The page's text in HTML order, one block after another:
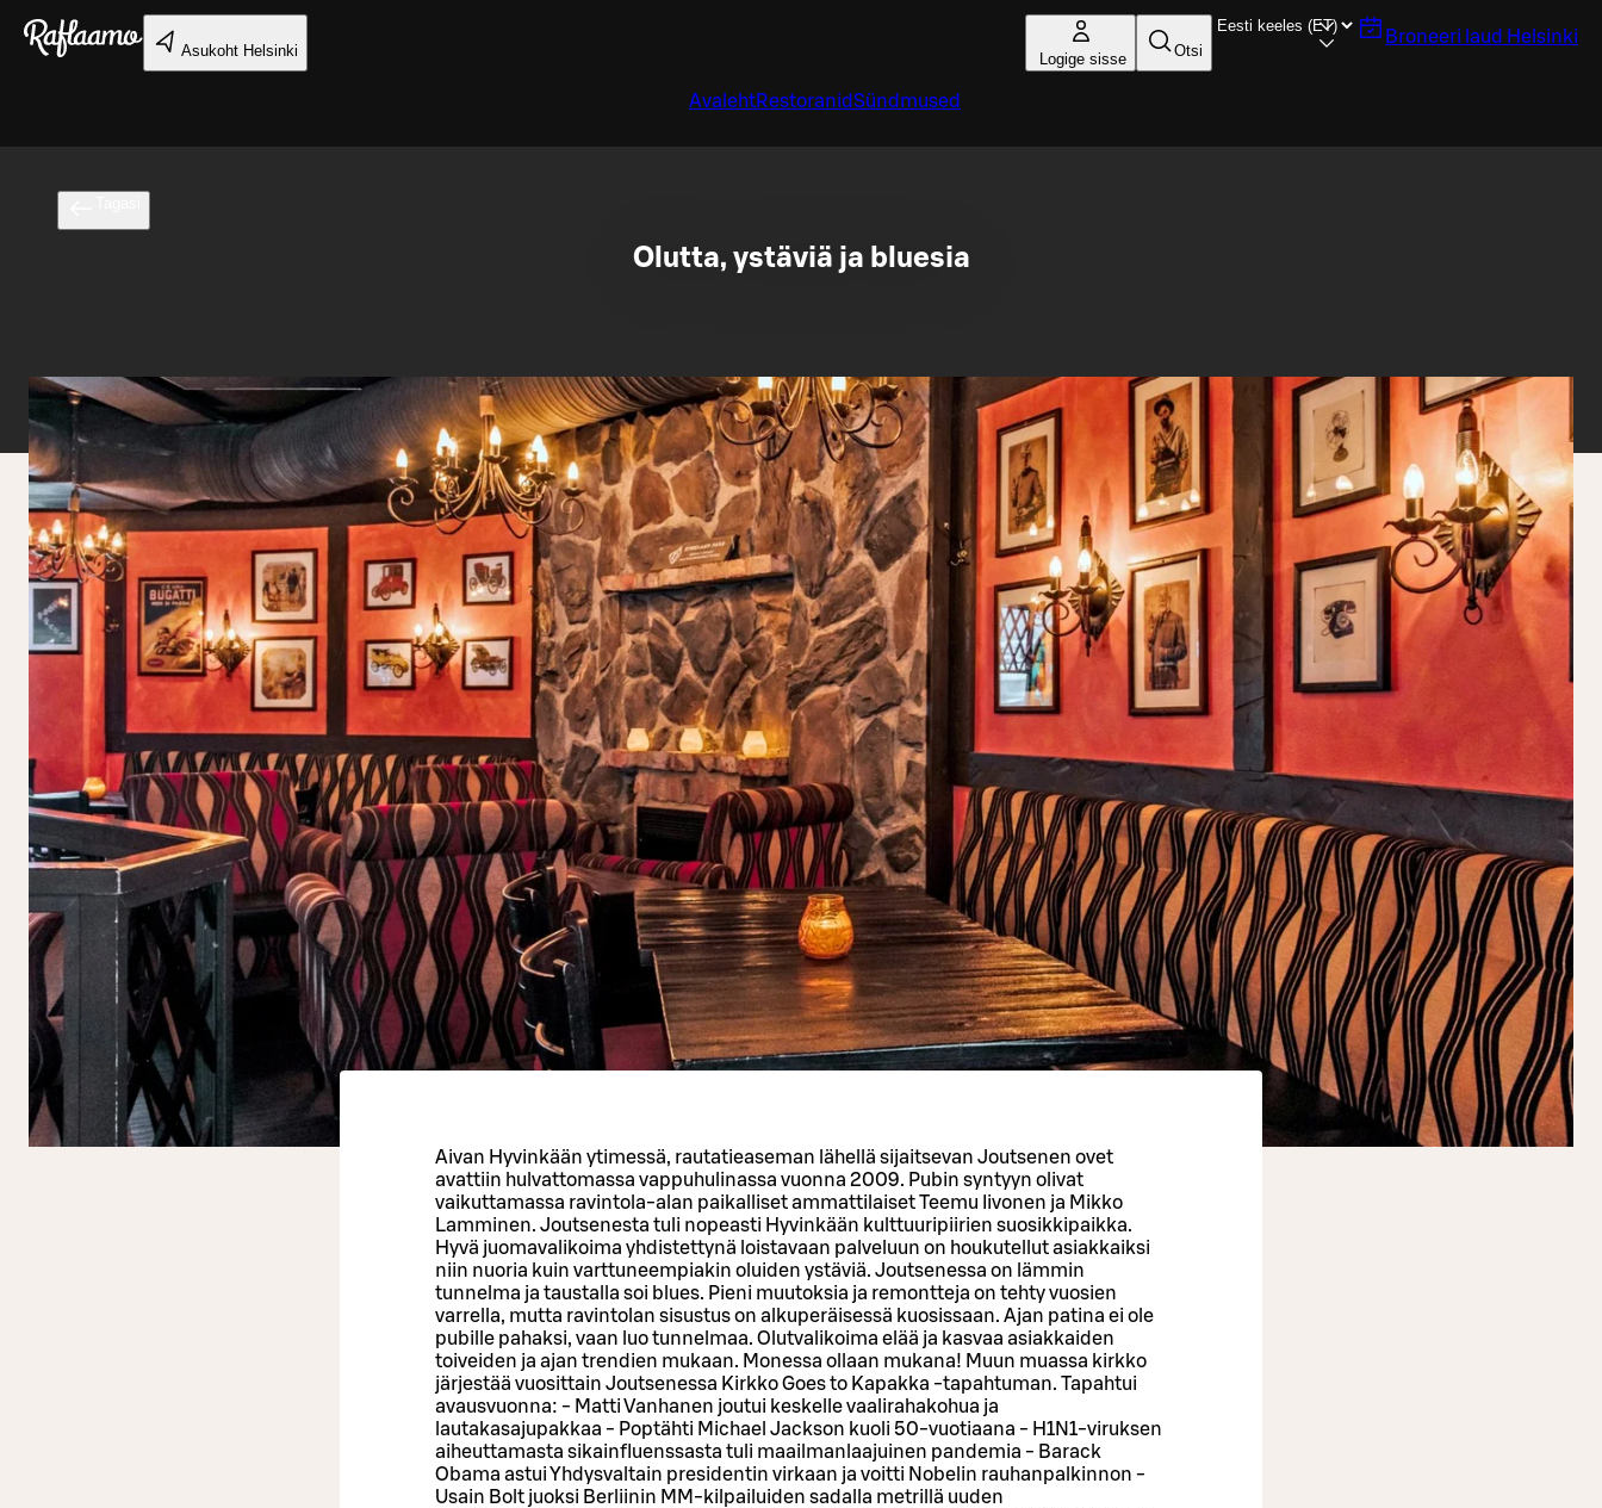
Liigu peamise sisu juurde
Asukoht Helsinki Logige sisse Otsi
Broneeri laud Helsinki
AvalehtRestoranidSündmused
Olutta, ystäviä ja bluesia
Aivan Hyvinkään ytimessä, rautatieaseman lähellä sijaitsevan Joutsenen ovet
avattiin hulvattomassa vappuhulinassa vuonna 2009. Pubin syntyyn olivat
vaikuttamassa ravintola-alan paikalliset ammattilaiset Teemu Iivonen ja Mikko
Lamminen. Joutsenesta tuli nopeasti Hyvinkään kulttuuripiirien suosikkipaikka.
Hyvä juomavalikoima yhdistettynä loistavaan palveluun on houkutellut asiakkaiksi
niin nuoria kuin varttuneempiakin oluiden ystäviä. Joutsenessa on lämmin
tunnelma ja taustalla soi blues. Pieni muutoksia ja remontteja on tehty vuosien
varrella, mutta ravintolan sisustus on alkuperäisessä kuosissaan. Ajan patina ei ole
pubille pahaksi, vaan luo tunnelmaa. Olutvalikoima elää ja kasvaa asiakkaiden
toiveiden ja ajan trendien mukaan. Monessa ollaan mukana! Muun muassa kirkko
järjestää vuosittain Joutsenessa Kirkko Goes to Kapakka -tapahtuman. Tapahtui
avausvuonna: - Matti Vanhanen joutui keskelle vaalirahakohua ja
lautakasajupakkaa - Poptähti Michael Jackson kuoli 50-vuotiaana - H1N1-viruksen
aiheuttamasta sikainfluenssasta tuli maailmanlaajuinen pandemia - Barack
Obama astui Yhdysvaltain presidentin virkaan ja voitti Nobelin rauhanpalkinnon -
Usain Bolt juoksi Berliinin MM-kilpailuiden sadalla metrillä uuden